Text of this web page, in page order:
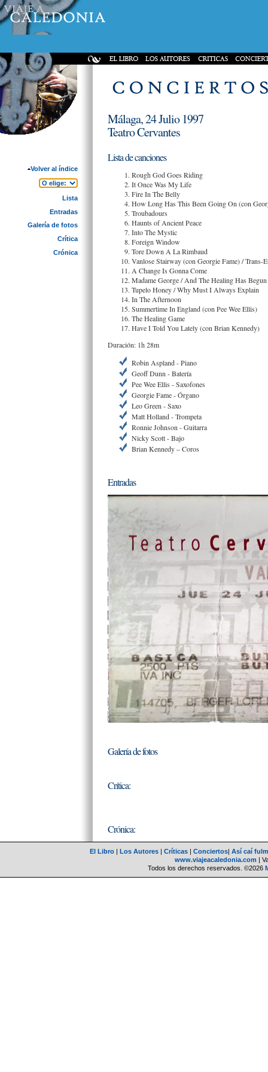
Volver al índice
Lista
Entradas
Galería de fotos
Crítica
Crónica
Málaga, 24 Julio 1997
Teatro Cervantes
Lista de canciones
Rough God Goes Riding
It Once Was My Life
Fire In The Belly
How Long Has This Been Going On (con
Troubadours
Haunts of Ancient Peace
Into The Mystic
Foreign Window
Tore Down A La Rimbaud
Vanlose Stairway (con Georgie Fame) / Trans-
A Change Is Gonna Come
Madame George / And The Healing Has Begun
Tupelo Honey / Why Must I Always Explain
In The Afternoon
Summertime In England (con Pee Wee Ellis)
The Healing Game
Have I Told You Lately (con Brian Kennedy)
Duración: 1h 28m
Robin Aspland - Piano
Geoff Dunn - Batería
Pee Wee Ellis - Saxofones
Georgie Fame - Órgano
Leo Green - Saxo
Matt Holland - Trompeta
Ronnie Johnson - Guitarra
Nicky Scott - Bajo
Brian Kennedy – Coros
Entradas
Galería de fotos
Crítica:
Crónica:
El Libro | Los Autores | Críticas | Conciertos| Así caí
www.viajeacaledonia.com |
Todos los derechos reservados. ©2026